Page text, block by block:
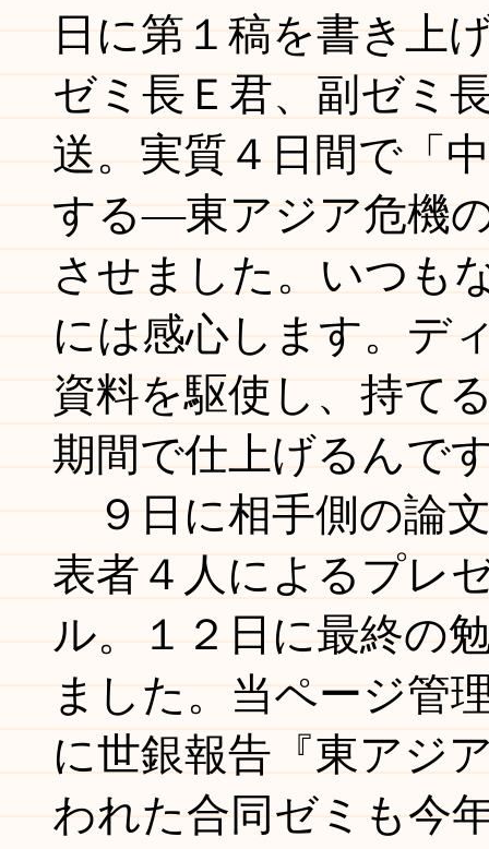
日に第１稿を書き上
ゼミ長Ｅ君、副ゼミ
送。実質４日間で「
する―東アジア危機
させました。いつも
には感心します。デ
資料を駆使し、持て
期間で仕上げるんで
９日に相手側の論
表者４人によるプレ
ル。１２日に最終の
ました。当ページ管
に世銀報告『東アジ
われた合同ゼミも今